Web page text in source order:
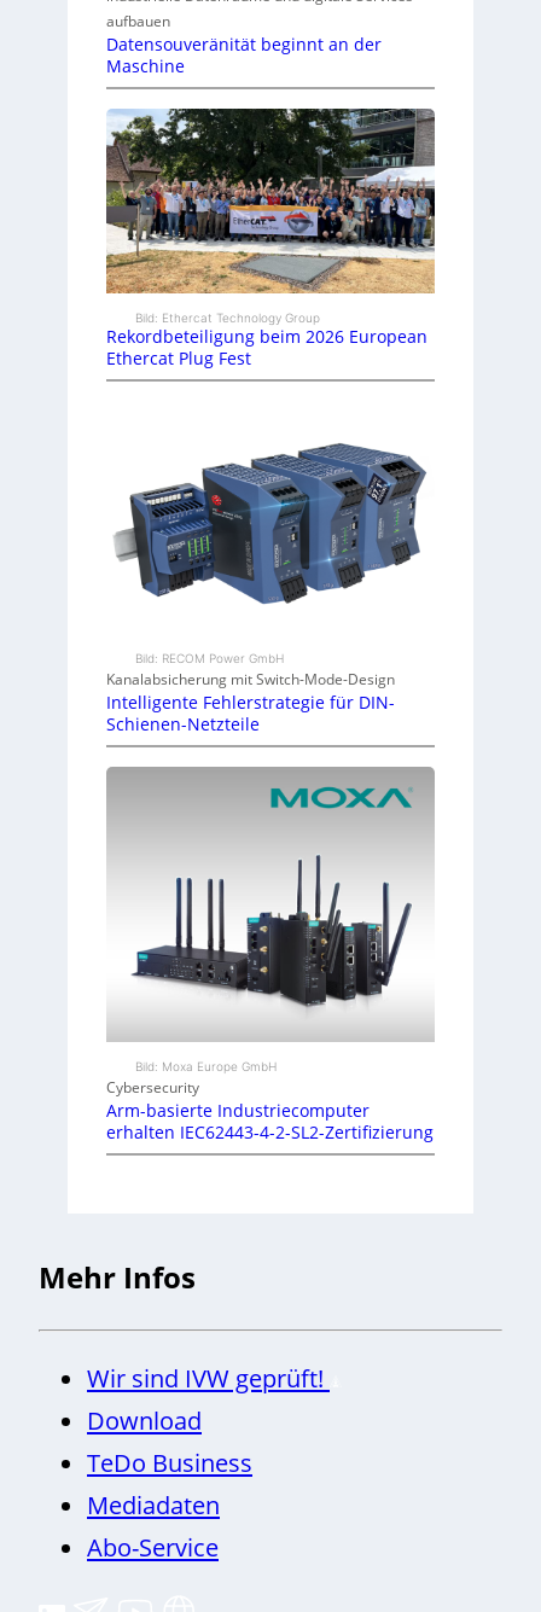
aufbauen
Datensouveränität beginnt an der
Maschine
Bild: Ethercat Technology Group
Rekordbeteiligung beim 2026 European
Ethercat Plug Fest
Bild: RECOM Power GmbH
Kanalabsicherung mit Switch-Mode-Design
Intelligente Fehlerstrategie für DIN-
Schienen-Netzteile
Bild: Moxa Europe GmbH
Cybersecurity
Arm-basierte Industriecomputer
erhalten IEC62443-4-2-SL2-Zertifizierung
Mehr Infos
Wir sind IVW geprüft!
Download
TeDo Business
Mediadaten
Abo-Service